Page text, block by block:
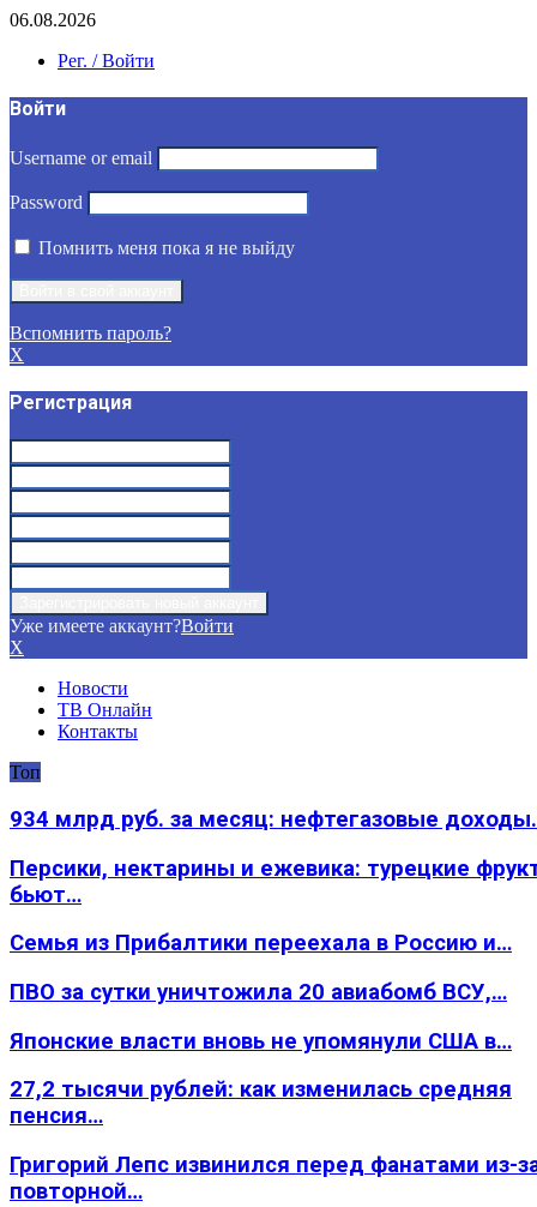
06.08.2026
Рег. / Войти
Войти
Username or email
Password
Помнить меня пока я не выйду
Вспомнить пароль?
X
Регистрация
Уже имеете аккаунт?Войти
X
Новости
ТВ Онлайн
Контакты
Топ
934 млрд руб. за месяц: нефтегазовые
Персики, нектарины и ежевика: турецкие
бьют…
Семья из Прибалтики переехала в Россию и…
ПВО за сутки уничтожила 20 авиабомб ВСУ,…
Японские власти вновь не упомянули США в…
27,2 тысячи рублей: как изменилась средняя
пенсия…
Григорий Лепс извинился перед фанатами из-
повторной…